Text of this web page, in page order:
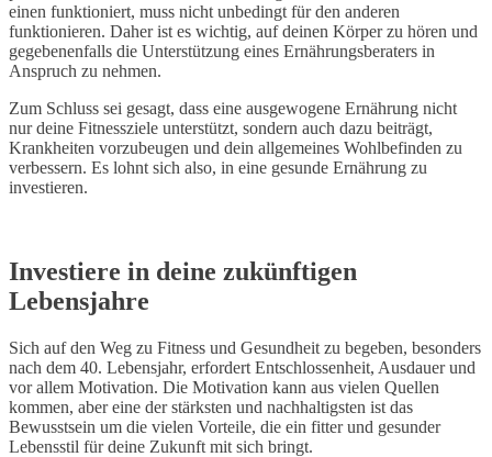
einen funktioniert, muss nicht unbedingt für den anderen
funktionieren. Daher ist es wichtig, auf deinen Körper zu hören und
gegebenenfalls die Unterstützung eines Ernährungsberaters in
Anspruch zu nehmen.
Zum Schluss sei gesagt, dass eine ausgewogene Ernährung nicht
nur deine Fitnessziele unterstützt, sondern auch dazu beiträgt,
Krankheiten vorzubeugen und dein allgemeines Wohlbefinden zu
verbessern. Es lohnt sich also, in eine gesunde Ernährung zu
investieren.
Investiere in deine zukünftigen
Lebensjahre
Sich auf den Weg zu Fitness und Gesundheit zu begeben, besonders
nach dem 40. Lebensjahr, erfordert Entschlossenheit, Ausdauer und
vor allem Motivation. Die Motivation kann aus vielen Quellen
kommen, aber eine der stärksten und nachhaltigsten ist das
Bewusstsein um die vielen Vorteile, die ein fitter und gesunder
Lebensstil für deine Zukunft mit sich bringt.